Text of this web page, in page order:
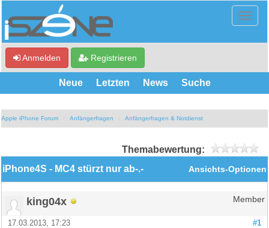
Anmelden Registrieren
Neue Letzten News Suche
Apple iPhone Forum Anfängerfragen Anfängerfragen & Notdienst
Themabewertung:
Ansichts-Optionen
iPhone4S - MC4 stürzt nur ab-.-
king04x Member
#1
17.03.2013, 17:23